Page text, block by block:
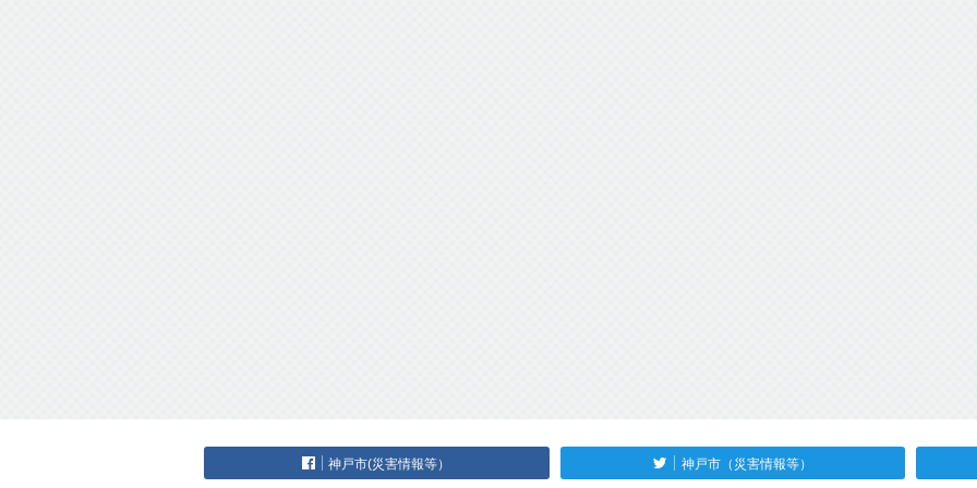
神戸市(災害情報等） 神戸市（災害情報等）